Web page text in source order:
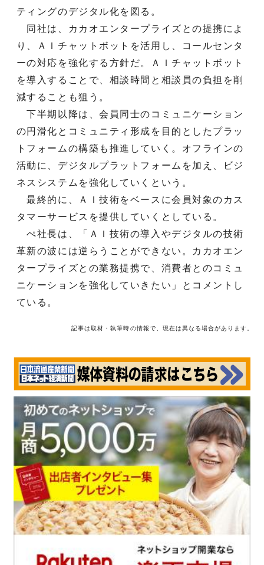
ティングのデジタル化を図る。
同社は、カカオエンタープライズとの提携によ
り、ＡＩチャットボットを活用し、コールセンタ
ーの対応を強化する方針だ。ＡＩチャットボット
を導入することで、相談時間と相談員の負担を削
減することも狙う。
下半期以降は、会員同士のコミュニケーション
の円滑化とコミュニティ形成を目的としたプラッ
トフォームの構築も推進していく。オフラインの
活動に、デジタルプラットフォームを加え、ビジ
ネスシステムを強化していくという。
最終的に、ＡＩ技術をベースに会員対象のカス
タマーサービスを提供していくとしている。
ぺ社長は、「ＡＩ技術の導入やデジタルの技術
革新の波には逆らうことができない。カカオエン
タープライズとの業務提携で、消費者とのコミュ
ニケーションを強化していきたい」とコメントし
ている。
記事は取材・執筆時の情報で、現在は異なる場合があります。